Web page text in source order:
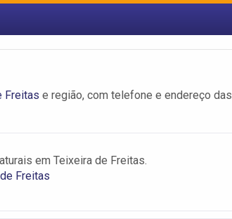
Freitas e região, com telefone e endereço das
em Teixeira de Freitas.
Freitas